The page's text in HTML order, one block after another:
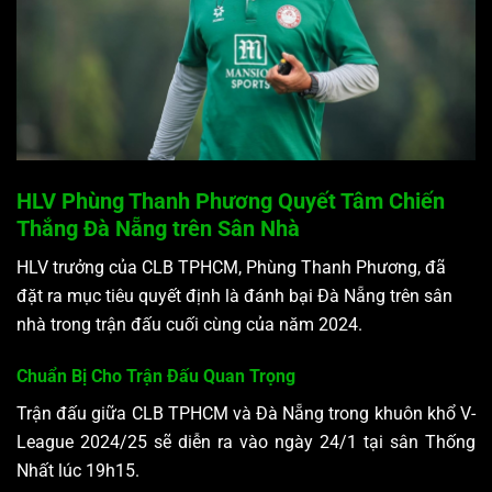
HLV Phùng Thanh Phương Quyết Tâm Chiến
Thắng Đà Nẵng trên Sân Nhà
HLV trưởng của CLB TPHCM, Phùng Thanh Phương, đã
đặt ra mục tiêu quyết định là đánh bại Đà Nẵng trên sân
nhà trong trận đấu cuối cùng của năm 2024.
Chuẩn Bị Cho Trận Đấu Quan Trọng
Trận đấu giữa CLB TPHCM và Đà Nẵng trong khuôn khổ V-
League 2024/25 sẽ diễn ra vào ngày 24/1 tại sân Thống
Nhất lúc 19h15.